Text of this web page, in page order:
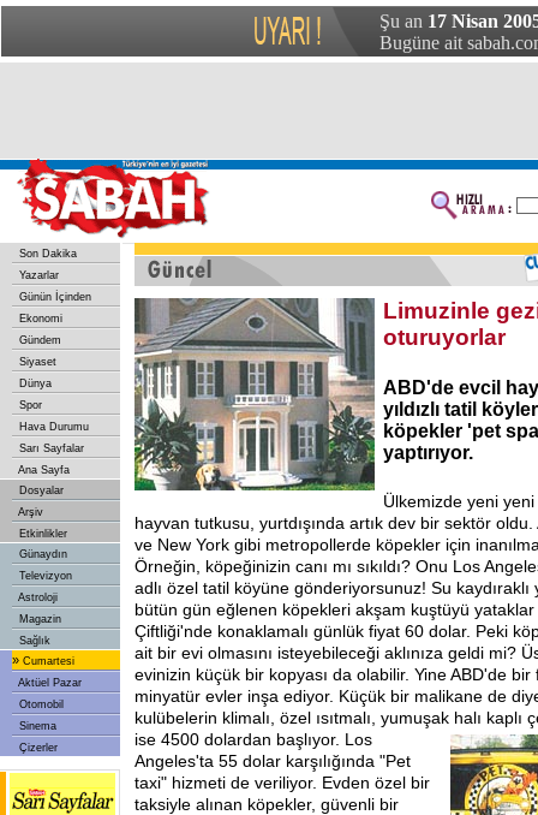
Şu an 17 Nisan
Bugüne ait
Son Dakika
Yazarlar
Günün İçinden
Ekonomi
Gündem
Siyaset
Dünya
Spor
Hava Durumu
Sarı Sayfalar
Ana Sayfa
Dosyalar
Arşiv
Etkinlikler
Günaydın
Televizyon
Astroloji
Magazin
Sağlık
» Cumartesi
Aktüel Pazar
Otomobil
Sinema
Çizerler
Limuzinle
oturuyorlar
ABD'de evcil
yıldızlı tatil
köpekler 'pet
yaptırıyor.
Ülkemizde yeni
hayvan tutkusu, yurtdışında artık dev bir sektör
ve New York gibi metropollerde köpekler için
Örneğin, köpeğinizin canı mı sıkıldı? Onu Los
adlı özel tatil köyüne gönderiyorsunuz! Su
bütün gün eğlenen köpekleri akşam kuştüyü
Çiftliği'nde konaklamalı günlük fiyat 60 dolar. Peki
ait bir evi olmasını isteyebileceği aklınıza geldi mi?
evinizin küçük bir kopyası da olabilir. Yine ABD'de
minyatür evler inşa ediyor. Küçük bir malikane de
kulübelerin klimalı, özel ısıtmalı, yumuşak halı kaplı
ise 4500 dolardan başlıyor. Los
Angeles'ta 55 dolar karşılığında "Pet
taxi" hizmeti de veriliyor. Evden özel bir
taksiyle alınan köpekler, güvenli bir